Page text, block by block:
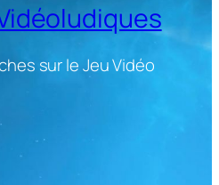
sur le Jeu Vidéo